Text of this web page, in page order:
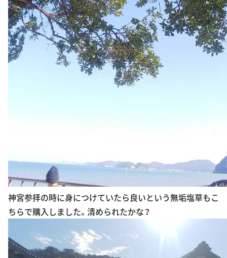
神宮参拝の時に身につけていたら良いという無垢塩草もこ
ちらで購入しました。清められたかな？